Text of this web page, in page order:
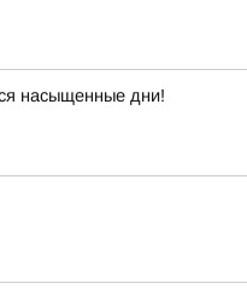
насыщенные дни!